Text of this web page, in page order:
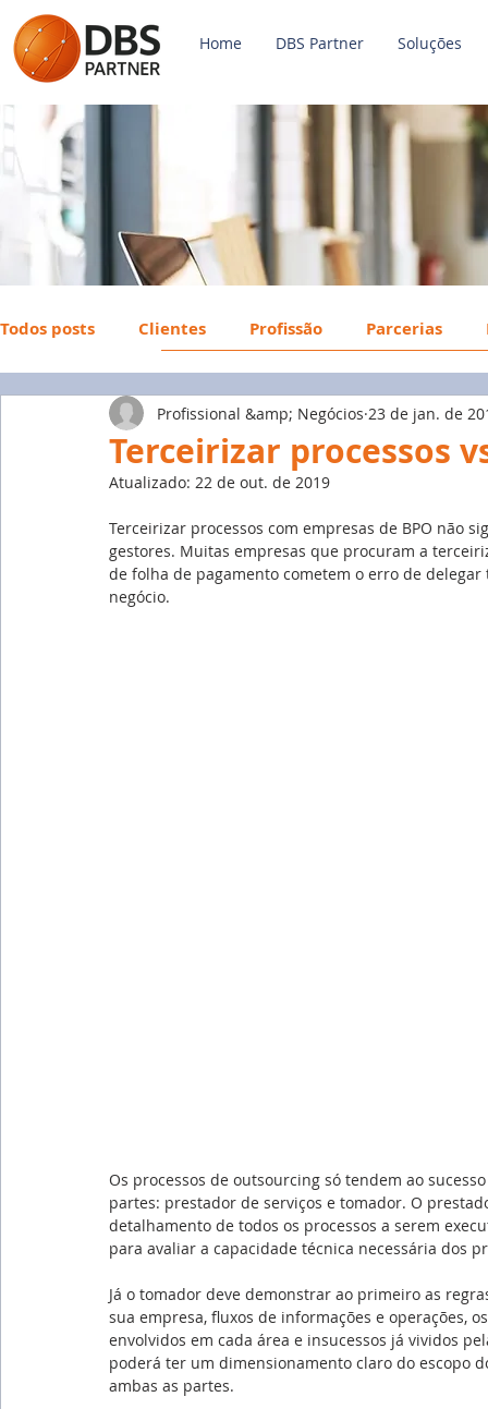
Home DBS Partner Soluções
Todos posts Clientes Profissão Parcerias
FGTS Mercado de Trabalho
Reforma Trabalhista Recursos
Terceirizar processos
Profissional &amp; Negócios 23 de jan. de
Atualizado: 22 de out. de 2019
Terceirizar processos com empresas de BPO não
gestores. Muitas empresas que procuram a
de folha de pagamento cometem o erro de
negócio.
Os processos de outsourcing só tendem ao
partes: prestador de serviços e tomador. O
detalhamento de todos os processos a serem
para avaliar a capacidade técnica necessária dos
Já o tomador deve demonstrar ao primeiro as
sua empresa, fluxos de informações e operações,
envolvidos em cada área e insucessos já vividos
poderá ter um dimensionamento claro do escopo
ambas as partes.